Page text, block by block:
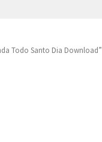
Todo Santo Dia Download”